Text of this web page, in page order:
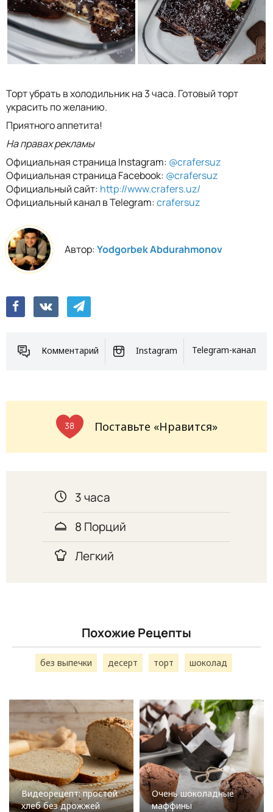
Торт убрать в холодильник на 3 часа. Готовый торт
украсить по желанию.
Приятного аппетита!
На правах рекламы
Официальная страница Instagram: @crafersuz
Официальная страница Facebook: @crafersuz
Официальный сайт: http://www.crafers.uz/
Официальный канал в Telegram:crafersuz
Автор:Yodgorbek Abdurahmonov
Комментарий Instagram Telegram-канал
38 Поставьте «Нравится»
3 часа
8 Порций
Легкий
Похожие Рецепты
без выпечки десерт торт шоколад
Видеорецепт: простой
хлеб без дрожжей
Очень шоколадные
маффины